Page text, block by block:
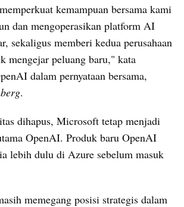
kemampuan bersama kami
dan mengoperasikan platform AI
sekaligus memberi kedua perusahaan
mengejar peluang baru," kata
dalam pernyataan bersama,
.
dihapus, Microsoft tetap menjadi
OpenAI. Produk baru OpenAI
lebih dulu di Azure sebelum masuk
memegang posisi strategis dalam